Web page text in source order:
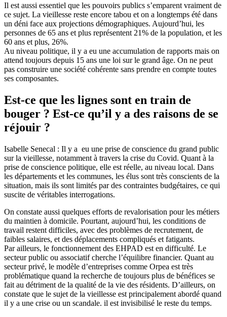
Il est aussi essentiel que les pouvoirs publics s’emparent vraiment de
ce sujet. La vieillesse reste encore tabou et on a longtemps été dans
un déni face aux projections démographiques. Aujourd’hui, les
personnes de 65 ans et plus représentent 21% de la population, et les
60 ans et plus, 26%.
Au niveau politique, il y a eu une accumulation de rapports mais on
attend toujours depuis 15 ans une loi sur le grand âge. On ne peut
pas construire une société cohérente sans prendre en compte toutes
ses composantes.
Est-ce que les lignes sont en train de
bouger ? Est-ce qu’il y a des raisons de se
réjouir ?
Isabelle Senecal : Il y a eu une prise de conscience du grand public
sur la vieillesse, notamment à travers la crise du Covid. Quant à la
prise de conscience politique, elle est réelle, au niveau local. Dans
les départements et les communes, les élus sont très conscients de la
situation, mais ils sont limités par des contraintes budgétaires, ce qui
suscite de véritables interrogations.
On constate aussi quelques efforts de revalorisation pour les métiers
du maintien à domicile. Pourtant, aujourd’hui, les conditions de
travail restent difficiles, avec des problèmes de recrutement, de
faibles salaires, et des déplacements compliqués et fatigants.
Par ailleurs, le fonctionnement des EHPAD est en difficulté. Le
secteur public ou associatif cherche l’équilibre financier. Quant au
secteur privé, le modèle d’entreprises comme Orpea est très
problématique quand la recherche de toujours plus de bénéfices se
fait au détriment de la qualité de la vie des résidents. D’ailleurs, on
constate que le sujet de la vieillesse est principalement abordé quand
il y a une crise ou un scandale. il est invisibilisé le reste du temps.